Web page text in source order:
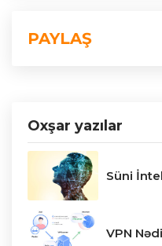
PAYLAŞ
Oxşar yazılar
Süni
VPN